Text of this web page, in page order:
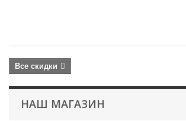
Все скидки
НАШ МАГАЗИН